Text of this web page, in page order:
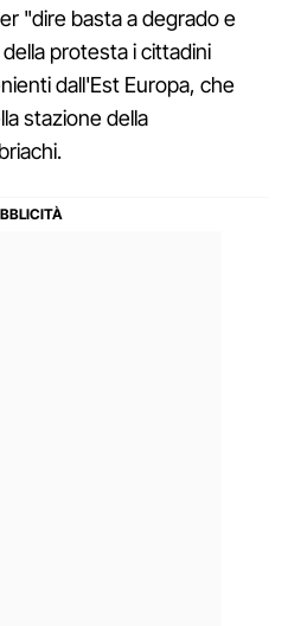
"dire basta a degrado e
protesta i cittadini
dall'Est Europa, che
stazione della